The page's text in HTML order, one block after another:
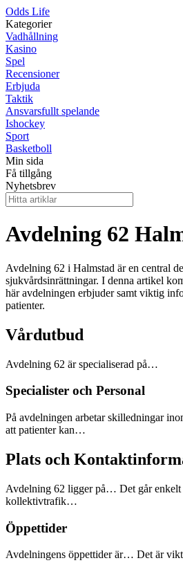
Odds Life
Kategorier
Vadhållning
Kasino
Spel
Recensioner
Erbjuda
Taktik
Ansvarsfullt spelande
Ishockey
Sport
Basketboll
Min sida
Få tillgång
Nyhetsbrev
Avdelning 62
Avdelning 62 i Halmstad är en central
sjukvårdsinrättningar. I denna artikel
här avdelningen erbjuder samt viktig
patienter.
Vårdutbud
Avdelning 62 är specialiserad på…
Specialister och Personal
På avdelningen arbetar skilledningar
att patienter kan…
Plats och
Avdelning 62 ligger på… Det går enkelt
kollektivtrafik…
Öppettider
Avdelningens öppettider är… Det är